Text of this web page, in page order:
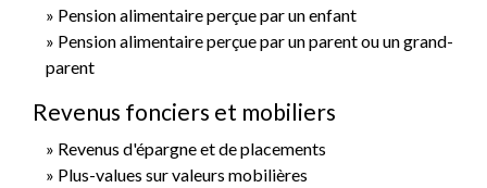
Pension alimentaire perçue par un enfant
Pension alimentaire perçue par un parent ou un grand-
parent
Revenus fonciers et mobiliers
Revenus d'épargne et de placements
Plus-values sur valeurs mobilières